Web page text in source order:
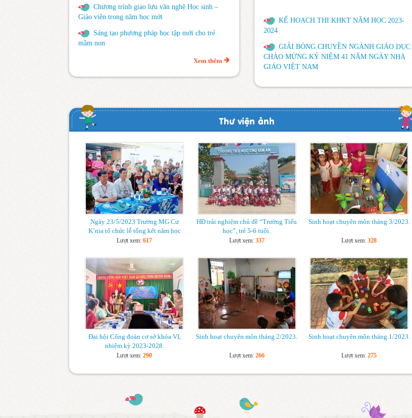
Chương trình giao lưu văn nghệ Học sinh –
Giáo viên trong năm học mới
Sáng tạo phương pháp học tập mới cho trẻ
mầm non
Xem thêm
2024
CHÀO MỪNG KỶ NIỆM 41 NĂM NGÀY NHÀ
GIÁO VIỆT NAM
BỘ GIÁO DỤC VÀ ĐÀO TẠO BÃI BỎ MỘT
SỐ THÔNG TƯ
Quyết định công khai quyết toán thu chi NSNN
năm 2022
THỰC HIỆN CÁC KHOẢN THU NĂM HỌC
2022-2023
HƯỚNG DẪN XÉT TỐT NGHIỆP THCS
NĂM HỌC 2021-2022
BÁO CÁO TỔNG KẾT NĂM HỌC 2021-
2022
NĂM HỌC 2022-2023
Thư viện ảnh
Ngày 23/5/2023 Trường MG Cư
K’nia tổ chức lễ tổng kết năm học
2022-2023.
Lượt xem:617
HĐ trải nghiệm chủ đề “Trường Tiểu
học”, trẻ 5-6 tuổi.
Lượt xem: 337
Sinh hoạt chuyên môn tháng 3/2023.
Lượt xem:328
Đại hội Công đoàn cơ sở khóa VI,
nhiệm kỳ 2023-2028.
Lượt xem:290
Sinh hoạt chuyên môn tháng 2/2023.
Lượt xem: 266
Sinh hoạt chuyên môn tháng 1/2023.
Lượt xem:275